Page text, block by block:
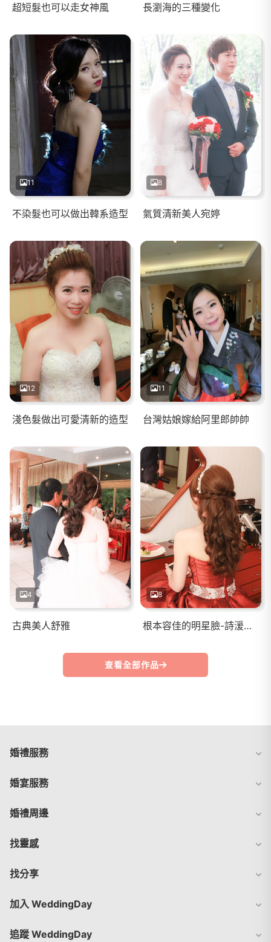
超短髮也可以走女神風 長瀏海的三種變化
11
不染髮也可以做出韓系造型
8
氣質清新美人宛婷
12
淺色髮做出可愛清新的造型
11
台灣姑娘嫁給阿里郎帥帥
4
古典美人舒雅
8
根本容佳的明星臉-詩湲結婚
查看全部作品
婚禮服務
婚宴服務
婚禮周邊
找靈感
找分享
加入 WeddingDay
追蹤 WeddingDay